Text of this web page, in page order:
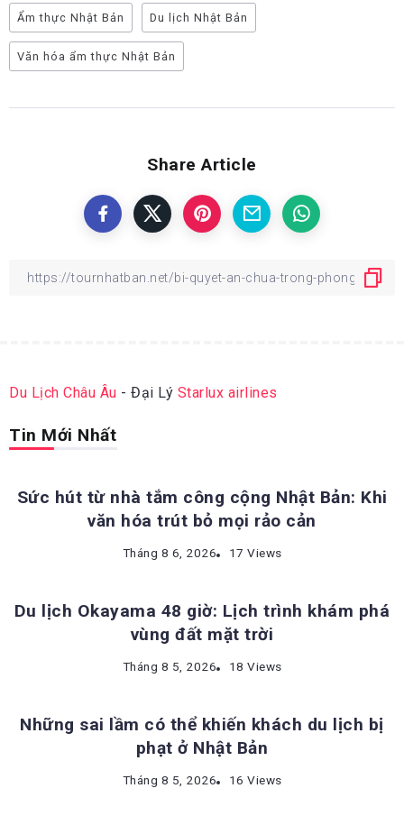
Ẩm thực Nhật Bản Du lịch Nhật Bản
Văn hóa ẩm thực Nhật Bản
Share Article
Du Lịch Châu Âu - Đại Lý Starlux airlines
Tin Mới Nhất
Sức hút từ nhà tắm công cộng Nhật Bản: Khi
văn hóa trút bỏ mọi rảo cản
Tháng 8 6, 2026 17 Views
ĐỊA ĐIỂM DU LỊCH NHẬT BẢN
Du lịch Okayama 48 giờ: Lịch trình khám phá
vùng đất mặt trời
Tháng 8 5, 2026 18 Views
KINH NGHIỆM DU LỊCH NHẬT BẢN
Những sai lầm có thể khiến khách du lịch bị
phạt ở Nhật Bản
Tháng 8 5, 2026 16 Views
ĐỊA ĐIỂM DU LỊCH NHẬT BẢN